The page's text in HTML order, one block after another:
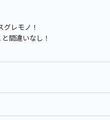
レモノ！
間違いなし！